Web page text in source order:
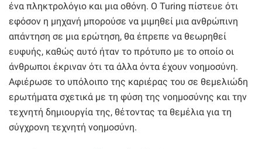
ένα πληκτρολόγιο και μια οθόνη. Ο Turing πίστευε ότι
εφόσον η μηχανή μπορούσε να μιμηθεί μια ανθρώπινη
απάντηση σε μια ερώτηση, θα έπρεπε να θεωρηθεί
ευφυής, καθώς αυτό ήταν το πρότυπο με το οποίο οι
άνθρωποι έκριναν ότι τα άλλα όντα έχουν νοημοσύνη.
Αφιέρωσε το υπόλοιπο της καριέρας του σε θεμελιώδη
ερωτήματα σχετικά με τη φύση της νοημοσύνης και την
τεχνητή δημιουργία της, θέτοντας τα θεμέλια για τη
σύγχρονη τεχνητή νοημοσύνη.